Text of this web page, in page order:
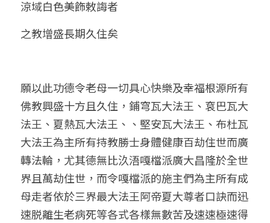
涼域白色美飾敕誨者
之教增盛長期久住矣
願以此功德令老母一切具心快樂及幸福根源所有
佛教興盛十方且久住，鋪穹瓦大法王、袞巴瓦大
法王、夏熱瓦大法王、、堅安瓦大法王、布杜瓦
大法王為主所有持教勝士身體健康百劫住世而廣
轉法輪，尤其德無比汣浯嘎檔派廣大昌隆於全世
界且萬劫住世，而令嘎檔派的施主們為主所有成
母走者依於三界最大法王阿帝夏大尊者口訣而迅
速脱離生老病死等各式各樣無數苦及速速極速得